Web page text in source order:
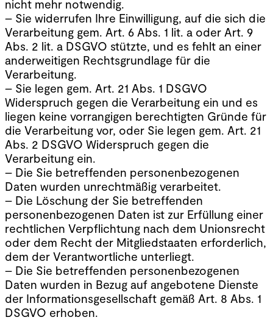
nicht mehr notwendig.
– Sie widerrufen Ihre Einwilligung, auf die sich die
Verarbeitung gem. Art. 6 Abs. 1 lit. a oder Art. 9
Abs. 2 lit. a DSGVO stützte, und es fehlt an einer
anderweitigen Rechtsgrundlage für die
Verarbeitung.
– Sie legen gem. Art. 21 Abs. 1 DSGVO
Widerspruch gegen die Verarbeitung ein und es
liegen keine vorrangigen berechtigten Gründe für
die Verarbeitung vor, oder Sie legen gem. Art. 21
Abs. 2 DSGVO Widerspruch gegen die
Verarbeitung ein.
– Die Sie betreffenden personenbezogenen
Daten wurden unrechtmäßig verarbeitet.
– Die Löschung der Sie betreffenden
personenbezogenen Daten ist zur Erfüllung einer
rechtlichen Verpflichtung nach dem Unionsrecht
oder dem Recht der Mitgliedstaaten erforderlich,
dem der Verantwortliche unterliegt.
– Die Sie betreffenden personenbezogenen
Daten wurden in Bezug auf angebotene Dienste
der Informationsgesellschaft gemäß Art. 8 Abs. 1
DSGVO erhoben.